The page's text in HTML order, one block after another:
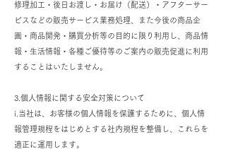
修理加工・後日お渡し・お届け（配送）・アフターサー
ビスなどの販売サービス業務処理、また今後の商品企
画・商品開発・購買分析等の目的に限り利用し、商品情
報・生活情報・各種ご優待等のご案内の販売促進に利用
することはいたしません。
3.個人情報に関する安全対策について
i.当社は、お客様の個人情報を保護するために、個人情
報管理規程をはじめとする社内規程を整備し、これらを
適正に運用します。